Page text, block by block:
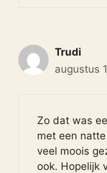
Trudi
augustus
Zo dat was
met een
veel moois
ook. Hopelijk